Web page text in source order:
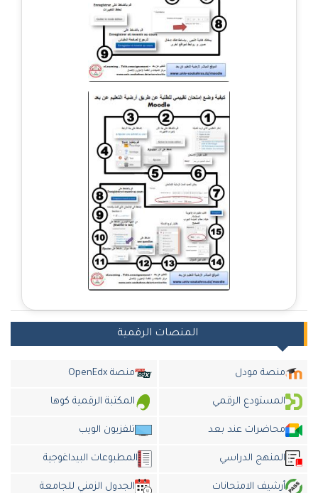
المنصات الرقمية
منصة مودل منصة OpenEdx
المستودع الرقمي المكتبة الرقمية كوها
محاضرات عند بعد تلفزيون الويب
المنهج الدراسي المطبوعات البيداغوجية
أرشيف الامتحانات الجدول الزمني للجامعة